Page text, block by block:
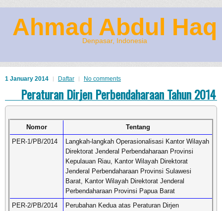
Ahmad Abdul Haq
Denpasar, Indonesia
1 January 2014 Daftar No comments
Peraturan Dirjen Perbendaharaan Tahun 2014
Nomor
Tentang
PER-1/PB/2014
Langkah-langkah Operasionalisasi Kantor Wilayah
Direktorat Jenderal Perbendaharaan Provinsi
Kepulauan Riau, Kantor Wilayah Direktorat
Jenderal Perbendaharaan Provinsi Sulawesi
Barat, Kantor Wilayah Direktorat Jenderal
Perbendaharaan Provinsi Papua Barat
PER-2/PB/2014
Perubahan Kedua atas Peraturan Dirjen